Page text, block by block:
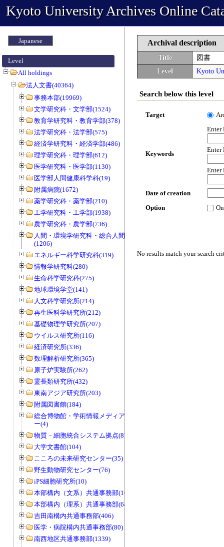
Kyoto University Archives Online
Japanese
Level
All holdings
法人文書(40364)
事務本部(19969)
文学研究科・文学部(1524)
教育学研究科・教育学部(378)
法学研究科・法学部(575)
経済学研究科・経済学部(486)
理学研究科・理学部(612)
医学研究科・医学部(1130)
医学部人間健康科学科(19)
附属病院(1672)
薬学研究科・薬学部(210)
工学研究科・工学部(1938)
農学研究科・農学部(736)
人間・環境学研究科・総合人間学部
(1206)
エネルギー科学研究科(319)
情報学研究科(280)
生命科学研究科(275)
地球環境学堂(141)
人文科学研究所(214)
再生医科学研究所(212)
基礎物理学研究所(207)
ウイルス研究所(116)
経済研究所(336)
数理解析研究所(365)
原子炉実験所(262)
霊長類研究所(432)
東南アジア研究所(203)
附属図書館(184)
総合博物館・学術情報メディアセンタ
ー(4)
物質－細胞統合システム拠点(8)
大学文書館(104)
こころの未来研究センター(35)
野生動物研究センター(76)
iPS細胞研究所(10)
本部構内（文系）共通事務部(165)
本部構内（理系）共通事務部(646)
吉田南構内共通事務部(406)
医学・病院構内共通事務部(80)
南西地区共通事務部(1339)
Archival description
Title
図書
Level
Kyoto
Search below this level
Target
Keywords
Enter
Enter
Enter
Date of creation
Option
No results match your search